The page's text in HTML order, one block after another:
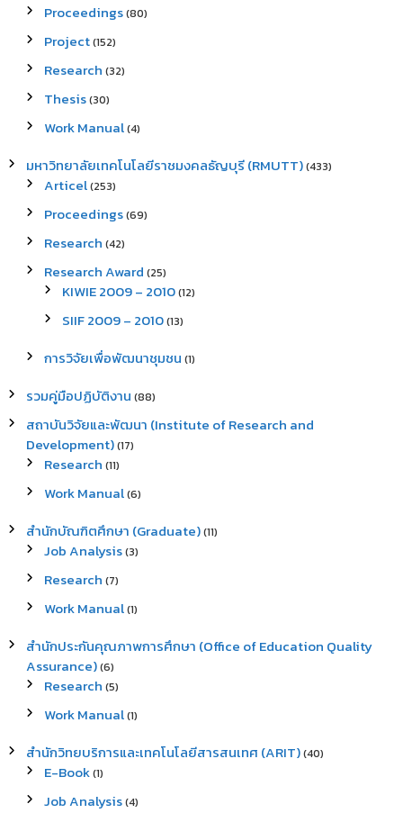
Proceedings(80)
Project(152)
Research (32)
Thesis(30)
Work Manual(4)
มหาวิทยาลัยเทคโนโลยีราชมงคลธัญบุรี (RMUTT)(433)
Articel(253)
Proceedings(69)
Research (42)
Research Award (25)
KIWIE 2009 – 2010(12)
SIIF 2009 – 2010(13)
การวิจัยเพื่อพัฒนาชุมชน (1)
รวมคู่มือปฏิบัติงาน (88)
สถาบันวิจัยและพัฒนา (Institute of Research and
Development)(17)
Research (11)
Work Manual(6)
สำนักบัณฑิตศึกษา (Graduate)(11)
Job Analysis(3)
Research (7)
Work Manual(1)
สำนักประกันคุณภาพการศึกษา (Office of Education Quality
Assurance)(6)
Research (5)
Work Manual(1)
สำนักวิทยบริการและเทคโนโลยีสารสนเทศ (ARIT)(40)
E-Book(1)
Job Analysis(4)